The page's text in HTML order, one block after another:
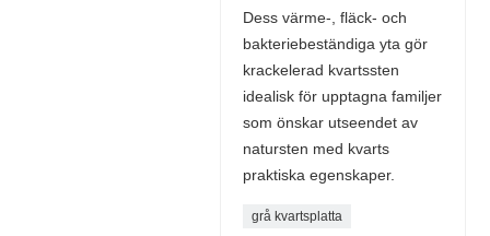
Dess värme-, fläck- och
bakteriebeständiga yta gör
krackelerad kvartssten
idealisk för upptagna familjer
som önskar utseendet av
natursten med kvarts
praktiska egenskaper.
grå kvartsplatta